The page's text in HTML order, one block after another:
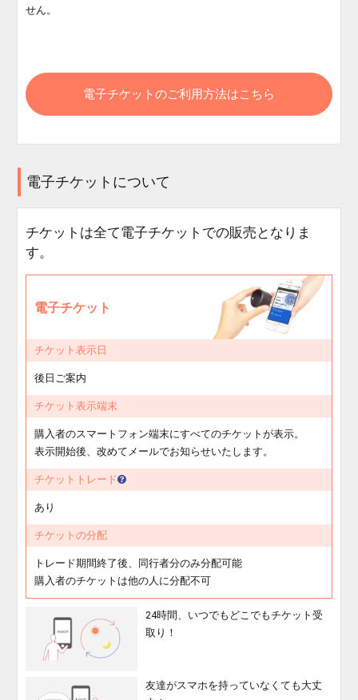
せん。
電子チケットのご利用方法はこちら
電子チケットについて
チケットは全て電子チケットでの販売となりま
す。
電子チケット
チケット表示日
後日ご案内
チケット表示端末
購入者のスマートフォン端末にすべてのチケットが表示。
表示開始後、改めてメールでお知らせいたします。
チケットトレード
あり
チケットの分配
トレード期間終了後、同行者分のみ分配可能
購入者のチケットは他の人に分配不可
24時間、いつでもどこでもチケット受
取り！
友達がスマホを持っていなくても大丈